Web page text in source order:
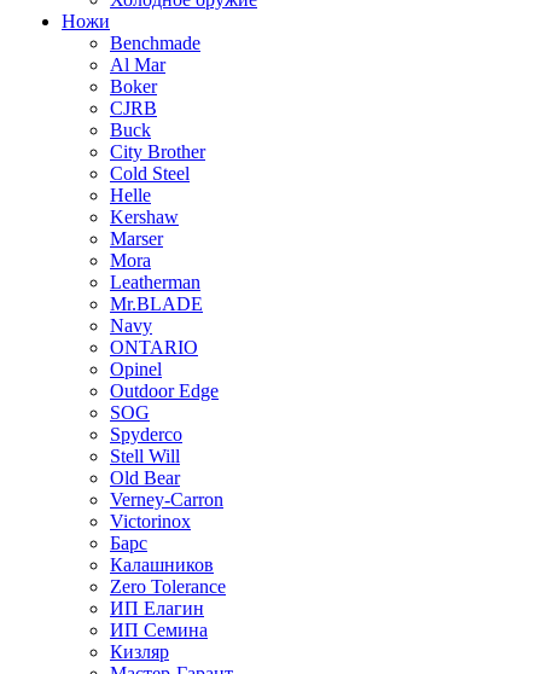
Ножи
Benchmade
Al Mar
Boker
CJRB
Buck
City Brother
Cold Steel
Helle
Kershaw
Marser
Mora
Leatherman
Mr.BLADE
Navy
ONTARIO
Opinel
Outdoor Edge
SOG
Spyderco
Stell Will
Old Bear
Verney-Carron
Victorinox
Барс
Калашников
Zero Tolerance
ИП Елагин
ИП Семина
Кизляр